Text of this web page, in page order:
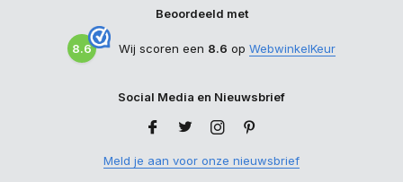
Beoordeeld met
8.6 Wij scoren een 8.6 op WebwinkelKeur
Social Media en Nieuwsbrief
Meld je aan voor onze nieuwsbrief